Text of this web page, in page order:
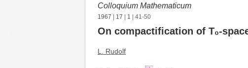
Colloquium Mathematicum
1967 17 1 | 41-50
On compactification of T₀-
L. Rudolf